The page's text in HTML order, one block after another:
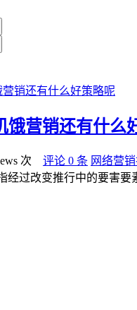
饿营销还有什么
次 评论 0 条 网络营
经过改变推行中的要害